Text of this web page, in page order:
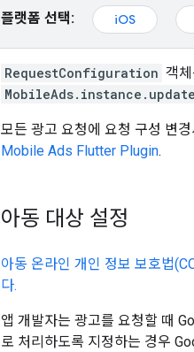
플랫폼 선택: iOS
RequestConfiguration 객
모든 광고 요청에 요청 구성 변
Mobile Ads Flutter Plugin.
아동 대상 설정
아동 온라인 개인 정보 보호법
다.
앱 개발자는 광고를 요청할 때
로 처리하도록 지정하는 경우